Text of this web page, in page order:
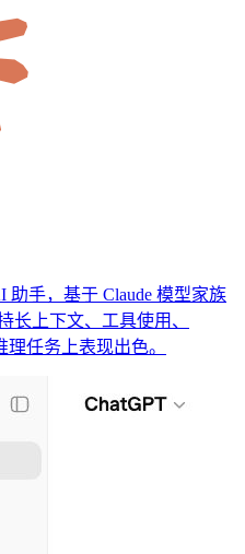
助手，基于 Claude 模型家族
长上下文、工具使用、
理任务上表现出色。